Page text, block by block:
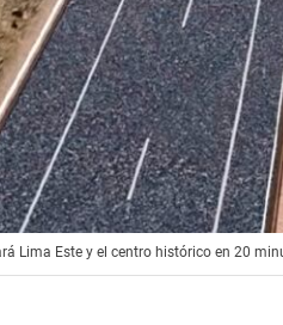
Lima Este y el centro histórico en 20